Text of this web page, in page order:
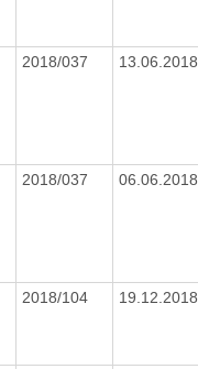
2018/037 13.06.2018
2018/037 06.06.2018
2018/104 19.12.2018